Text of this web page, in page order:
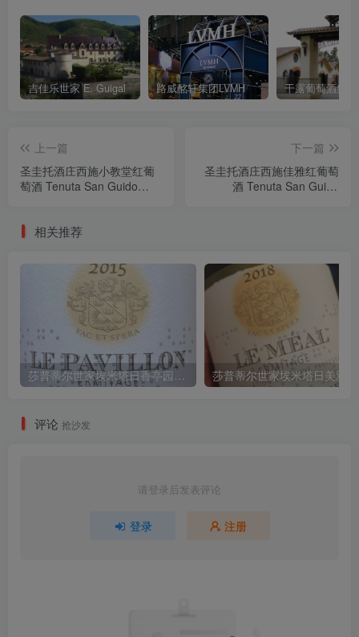
吉佳乐世家 E. Guigal 路威酩轩集团LVMH
上一篇
圣圭托酒庄西施小教堂红葡
萄酒 Tenuta San Guido
下一篇
圣圭托酒庄西施佳雅红葡萄
酒 Tenuta San Guido
相关推荐
莎普蒂尔世家埃米塔日香亭园红葡萄酒M. Chapoutier Hermitage Le Pavillon2015
评论 抢沙发
请登录后发表评论
登录 注册